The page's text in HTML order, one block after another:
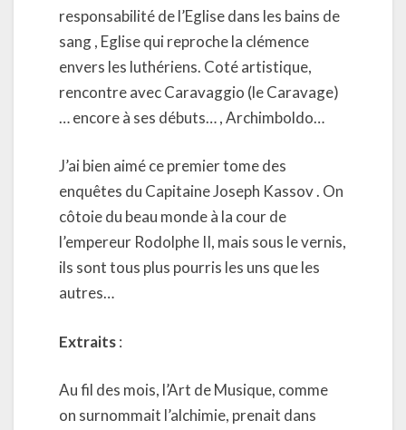
responsabilité de l’Eglise dans les bains de
sang , Eglise qui reproche la clémence
envers les luthériens. Coté artistique,
rencontre avec Caravaggio (le Caravage)
… encore à ses débuts… , Archimboldo…
J’ai bien aimé ce premier tome des
enquêtes du Capitaine Joseph Kassov . On
côtoie du beau monde à la cour de
l’empereur Rodolphe II, mais sous le vernis,
ils sont tous plus pourris les uns que les
autres…
Extraits:
Au fil des mois, l’Art de Musique, comme
on surnommait l’alchimie, prenait dans